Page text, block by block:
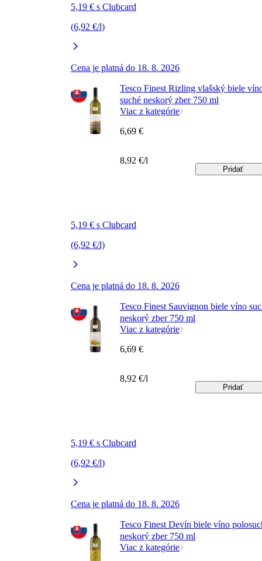
5,19 € s Clubcard
(6,92 €/l)
Cena je platná do 18. 8. 2026
Tesco Finest Rizling vlašský biele
suché neskorý zber 750 ml
Viac z kategórie
5,19 € s Clubcard
(6,92 €/l)
Cena je platná do 18. 8. 2026
6,69 €
8,92 €/l
Pridať
Tesco Finest Sauvignon biele víno
neskorý zber 750 ml
Viac z kategórie
5,19 € s Clubcard
(6,92 €/l)
Cena je platná do 18. 8. 2026
6,69 €
8,92 €/l
Pridať
Tesco Finest Devín biele víno
neskorý zber 750 ml
Viac z kategórie